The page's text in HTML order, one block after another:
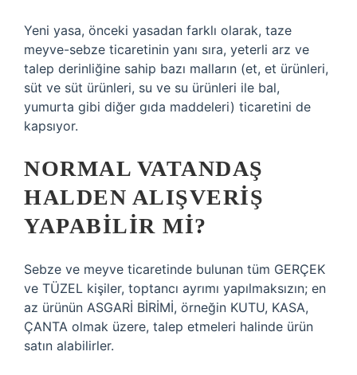
Yeni yasa, önceki yasadan farklı olarak, taze
meyve-sebze ticaretinin yanı sıra, yeterli arz ve
talep derinliğine sahip bazı malların (et, et ürünleri,
süt ve süt ürünleri, su ve su ürünleri ile bal,
yumurta gibi diğer gıda maddeleri) ticaretini de
kapsıyor.
NORMAL VATANDAŞ
HALDEN ALIŞVERIŞ
YAPABILIR MI?
Sebze ve meyve ticaretinde bulunan tüm GERÇEK
ve TÜZEL kişiler, toptancı ayrımı yapılmaksızın; en
az ürünün ASGARİ BİRİMİ, örneğin KUTU, KASA,
ÇANTA olmak üzere, talep etmeleri halinde ürün
satın alabilirler.